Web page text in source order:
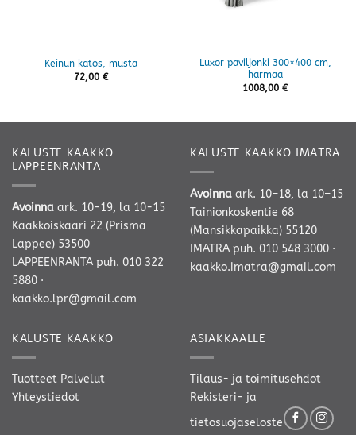
Keinun katos, musta
72,00 €
Luxor paviljonki 300×400 cm,
harmaa
1008,00 €
KALUSTE KAAKKO
LAPPEENRANTA
Avoinna ark. 10-19, la 10-15
Kaakkoiskaari 22 (Prisma
Lappee) 53500
LAPPEENRANTA puh. 010 322
5880 ·
kaakko.lpr@gmail.com
KALUSTE KAAKKO IMATRA
Avoinna ark. 10–18, la 10–15
Tainionkoskentie 68
(Mansikkapaikka) 55120
IMATRA puh. 010 548 3000 ·
kaakko.imatra@gmail.com
KALUSTE KAAKKO
Tuotteet Palvelut
Yhteystiedot
ASIAKKAALLE
Tilaus- ja toimitusehdot
Rekisteri- ja
tietosuojaseloste